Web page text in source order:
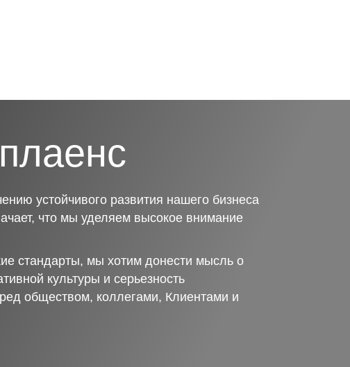
устойчивого развития нашего бизнеса
что мы уделяем высокое внимание
стандарты, мы хотим донести мысль о
культуры и серьезность
обществом, коллегами, Клиентами и